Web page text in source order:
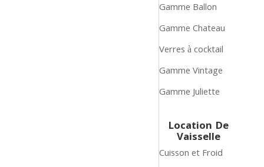
Gamme Ballon
Gamme Chateau
Verres à cocktail
Gamme Vintage
Gamme Juliette
Location De
Vaisselle
Cuisson et Froid